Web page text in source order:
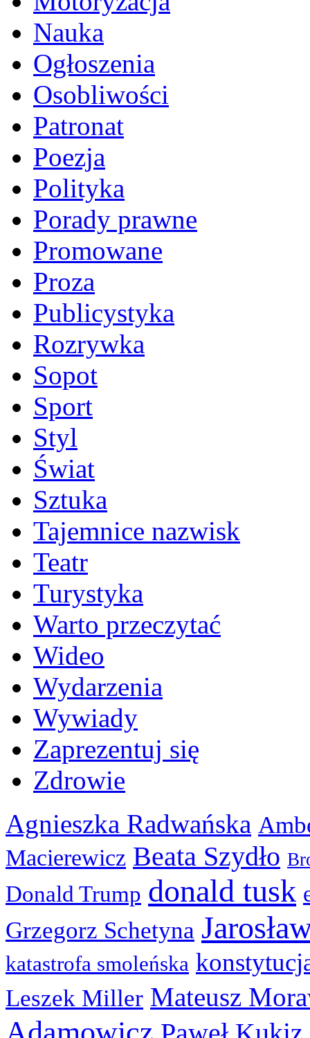
Nauka
Ogłoszenia
Osobliwości
Patronat
Poezja
Polityka
Porady prawne
Promowane
Proza
Publicystyka
Rozrywka
Sopot
Sport
Styl
Świat
Sztuka
Tajemnice nazwisk
Teatr
Turystyka
Warto przeczytać
Wideo
Wydarzenia
Wywiady
Zaprezentuj się
Zdrowie
Agnieszka Radwańska
Macierewicz Beata Szydło
Donald Trump donald tusk
Grzegorz Schetyna
katastrofa smoleńska
Leszek Miller Mateusz